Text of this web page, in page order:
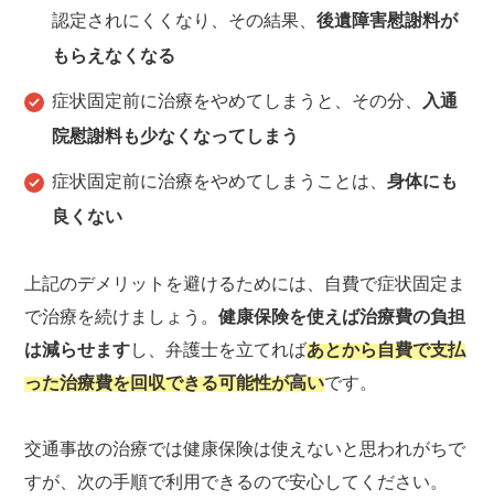
認定されにくくなり、その結果、後遺障害慰謝料が
もらえなくなる
症状固定前に治療をやめてしまうと、その分、
入通
院慰謝料も少なくなってしまう
症状固定前に治療をやめてしまうことは、身体にも
良くない
上記のデメリットを避けるためには、自費で症状固定ま
で治療を続けましょう。健康保険を使えば治療費の負担
は減らせますし、弁護士を立てればあとから自費で支払
った治療費を回収できる可能性が高いです。
交通事故の治療では健康保険は使えないと思われがちで
すが、次の手順で利用できるので安心してください。